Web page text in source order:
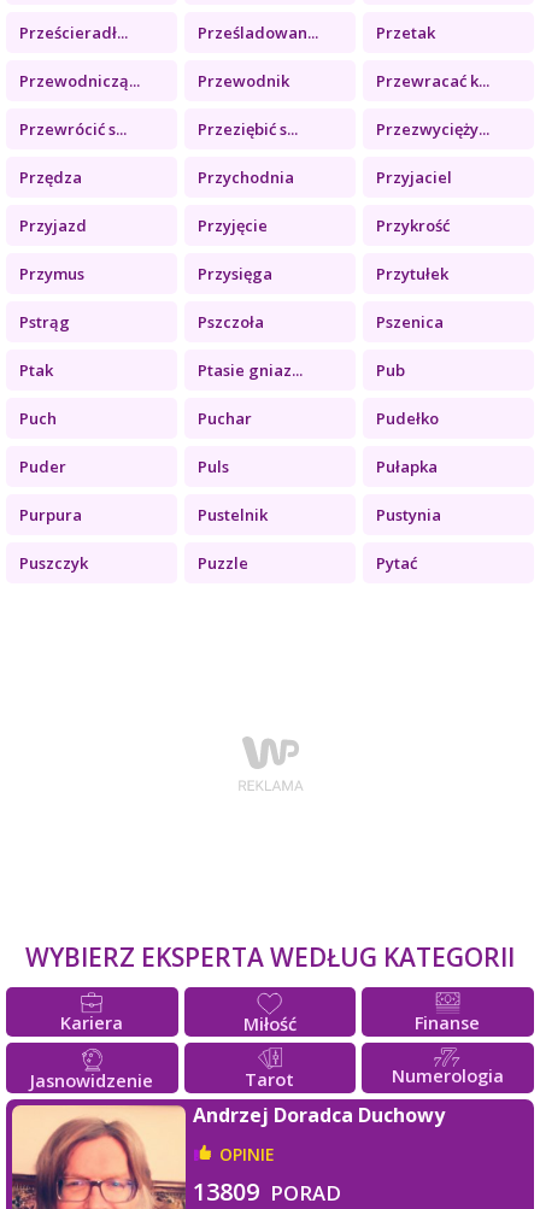
Prześcieradł... Prześladowan... Przetak
Przewodniczą... Przewodnik Przewracać k...
Przewrócić s... Przeziębić s... Przezwycięży...
Przędza Przychodnia Przyjaciel
Przyjazd Przyjęcie Przykrość
Przymus Przysięga Przytułek
Pstrąg Pszczoła Pszenica
Ptak Ptasie gniaz... Pub
Puch Puchar Pudełko
Puder Puls Pułapka
Purpura Pustelnik Pustynia
Puszczyk Puzzle Pytać
WYBIERZ EKSPERTA WEDŁUG KATEGORII
Kariera Miłość Finanse
Jasnowidzenie Tarot Numerologia
Andrzej Doradca Duchowy
OPINIE
13809 PORAD